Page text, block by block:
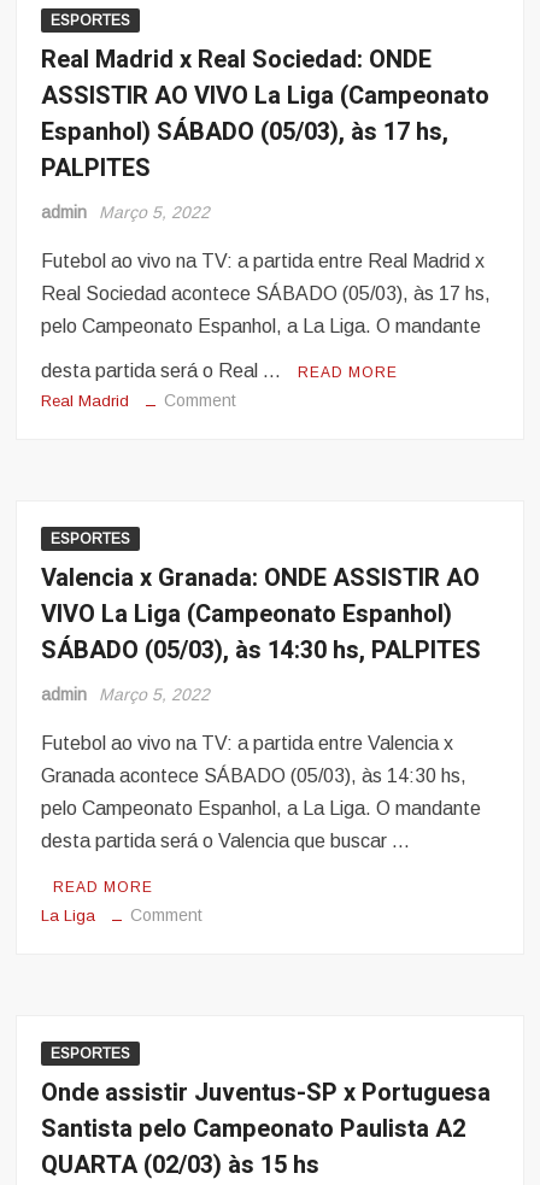
Portimonense
pelo
Português
AO
VIVO,
DIRETO,
(12/03),
PALPITES
E
ESPORTES
Real Madrid x Real Sociedad: ONDE
ASSISTIR AO VIVO La Liga (Campeonato
Espanhol) SÁBADO (05/03), às 17 hs,
PALPITES
admin Março 5, 2022
Futebol ao vivo na TV: a partida entre Real Madrid x
Real Sociedad acontece SÁBADO (05/03), às 17 hs,
pelo Campeonato Espanhol, a La Liga. O mandante
desta partida será o Real … READ MORE
Real Madrid Commenton
ONDE
AO
VIVO
(Campeonato
Espanhol)
SÁBADO
(05/03),
às
ESPORTES
Valencia x Granada: ONDE ASSISTIR AO
VIVO La Liga (Campeonato Espanhol)
SÁBADO (05/03), às 14:30 hs, PALPITES
admin Março 5, 2022
Futebol ao vivo na TV: a partida entre Valencia x
Granada acontece SÁBADO (05/03), às 14:30 hs,
pelo Campeonato Espanhol, a La Liga. O mandante
desta partida será o Valencia que buscar …
READ MORE
La Liga Commenton
AO
La
Liga
ESPORTES
Onde assistir Juventus-SP x Portuguesa
Santista pelo Campeonato Paulista A2
QUARTA (02/03) às 15 hs